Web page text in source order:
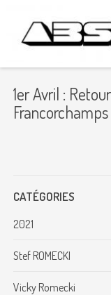
1er Avril :
Francorchamps
CATÉGORIES
2021
Stef ROMECKI
Vicky Romecki